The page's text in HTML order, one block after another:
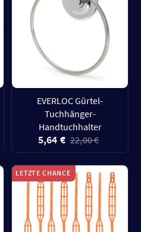
EVERLOC Gürtel-
Tuchhänger-
Handtuchhalter
5,64 € 22,00 €
LETZTE CHANCE